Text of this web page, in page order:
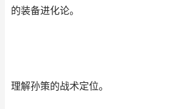
的装备进化论。
理解孙策的战术定位。